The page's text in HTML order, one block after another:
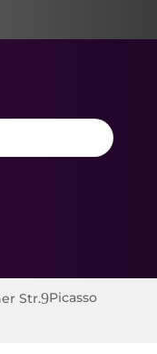
Str. Picasso